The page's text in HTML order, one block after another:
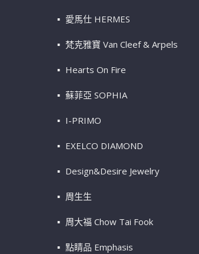
愛馬仕 HERMES
梵克雅寶 Van Cleef & Arpels
Hearts On Fire
蘇菲亞 SOPHIA
I-PRIMO
EXELCO DIAMOND
Design&Desire Jewelry
周生生
周大福 Chow Tai Fook
點睛品 Emphasis